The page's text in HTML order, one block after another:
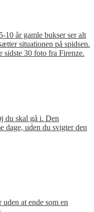
10 år gamle bukser ser alt
situationen på spidsen.
30 foto fra Firenze.
du skal gå i. Den
dage, uden du svigter den
at ende som en